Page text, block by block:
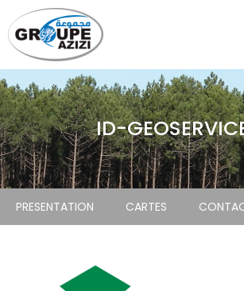
ID-
PRESENTATION CARTES